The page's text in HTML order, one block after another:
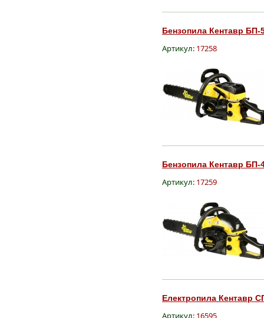
Бензопила Кентавр БП-
Артикул: 17258
Бензопила Кентавр БП-
Артикул: 17259
Електропила Кентавр
Артикул: 16595